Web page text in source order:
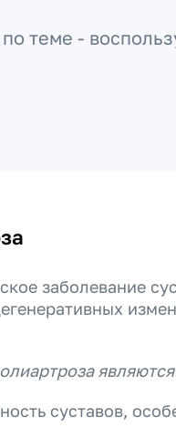
теме -
заболевание
суставов,